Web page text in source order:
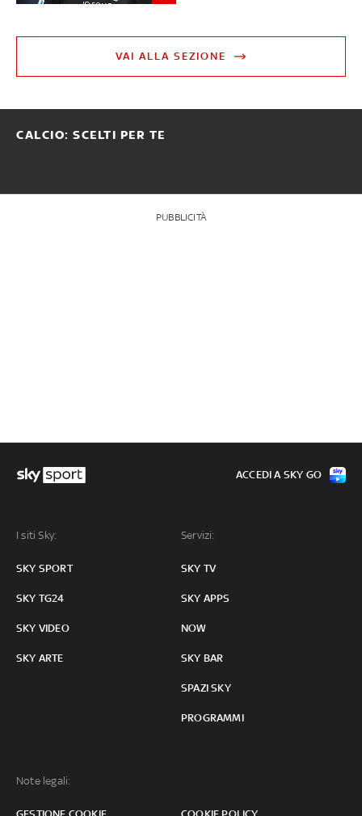
VAI ALLA SEZIONE
CALCIO: SCELTI PER TE
PUBBLICITÀ
I siti Sky:
SKY SPORT
SKY TG24
SKY VIDEO
SKY ARTE
Servizi:
SKY TV
SKY APPS
NOW
SKY BAR
SPAZI SKY
PROGRAMMI
Note legali:
ACCEDI A SKY GO